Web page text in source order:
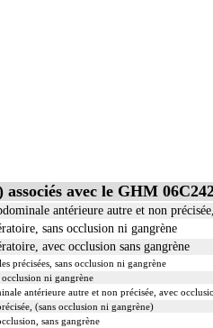
avec le GHM
antérieure autre et non
sans occlusion ni gangrène
avec occlusion sans gangrène
précisées, sans occlusion ni gangrène
ni gangrène
antérieure autre et non précisée, avec
(sans occlusion ni gangrène)
sans gangrène